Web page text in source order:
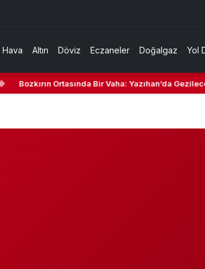
Hava Altın Döviz Eczaneler Doğalgaz Yol
Bozkırın Ortasında Bir Vaha: Yazıhan’da